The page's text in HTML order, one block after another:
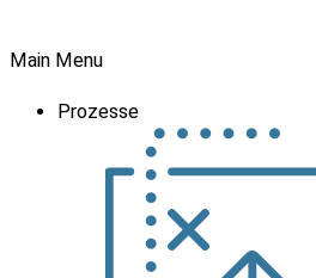
Main Menu
Prozesse